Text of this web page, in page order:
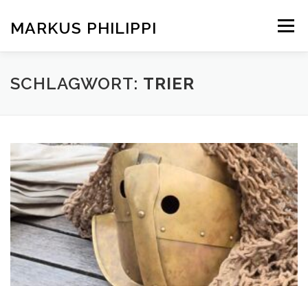
springen
MARKUS PHILIPPI Menü
KONTAKT AKTUELLES
SCHLAGWORT: TRIER